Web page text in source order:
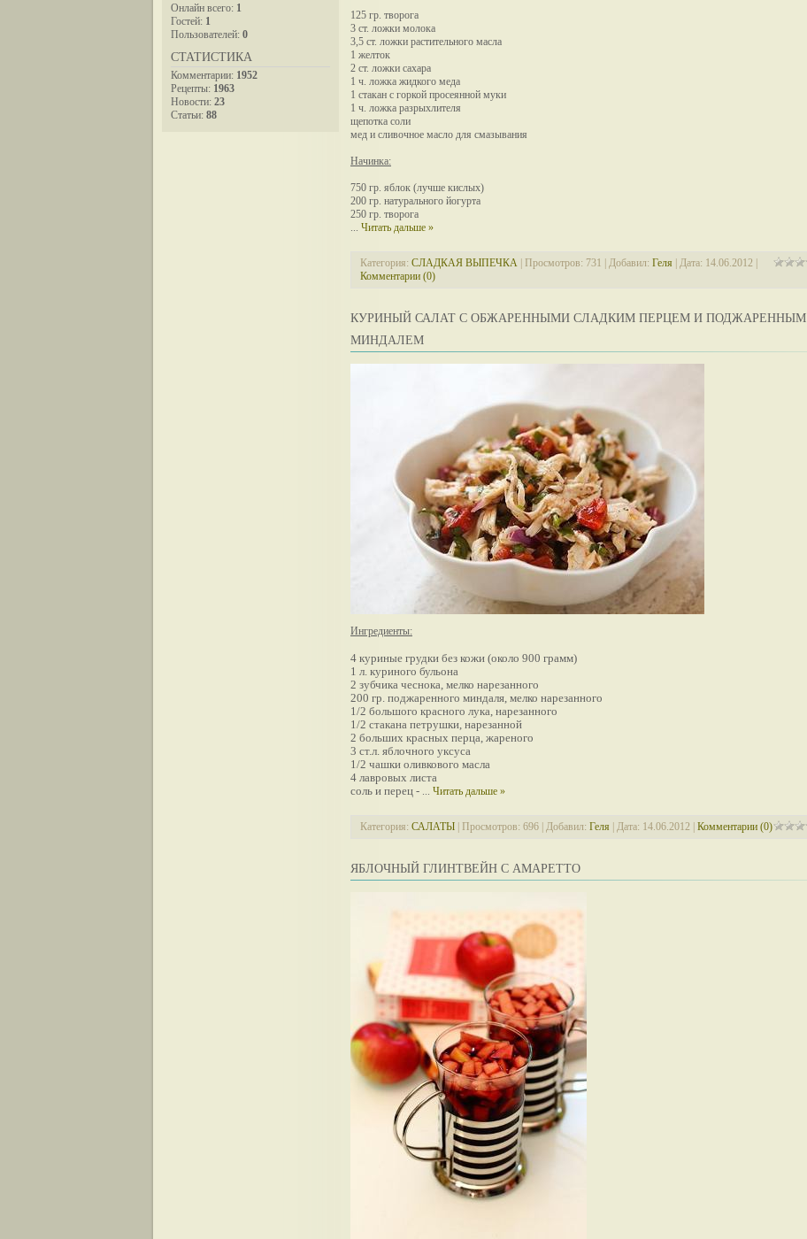
Онлайн всего: 1
Гостей: 1
Пользователей: 0
СТАТИСТИКА
Комментарии: 1952
Рецепты: 1963
Новости: 23
Статьи: 88
125 гр. творога
3 ст. ложки молока
3,5 ст. ложки растительного масла
1 желток
2 ст. ложки сахара
1 ч. ложка жидкого меда
1 стакан с горкой просеянной муки
1 ч. ложка разрыхлителя
щепотка соли
мед и сливочное масло для смазывания
Начинка:
750 гр. яблок (лучше кислых)
200 гр. натурального йогурта
250 гр. творога
... Читать дальше »
Категория: СЛАДКАЯ ВЫПЕЧКА | Просмотров: 731 | Добавил: Геля | Дата: 14.06.2012
Комментарии (0)
КУРИНЫЙ САЛАТ С ОБЖАРЕННЫМИ СЛАДКИМ ПЕРЦЕМ И ПОДЖАРЕННЫМ
МИНДАЛЕМ
Ингредиенты:
4 куриные грудки без кожи (около 900 грамм)
1 л. куриного бульона
2 зубчика чеснока, мелко нарезанного
200 гр. поджаренного миндаля, мелко нарезанного
1/2 большого красного лука, нарезанного
1/2 стакана петрушки, нарезанной
2 больших красных перца, жареного
3 ст.л. яблочного уксуса
1/2 чашки оливкового масла
4 лавровых листа
cоль и перец - ... Читать дальше »
Категория: САЛАТЫ | Просмотров: 696 | Добавил: Геля | Дата: 14.06.2012 Комментарии (0)
ЯБЛОЧНЫЙ ГЛИНТВЕЙН С АМАРЕТТО